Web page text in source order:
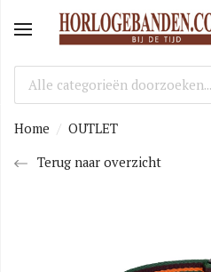
Home
OUTLET
Terug naar overzicht